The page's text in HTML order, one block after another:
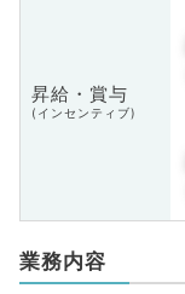
昇給・賞与
(インセンティブ)
業務内容